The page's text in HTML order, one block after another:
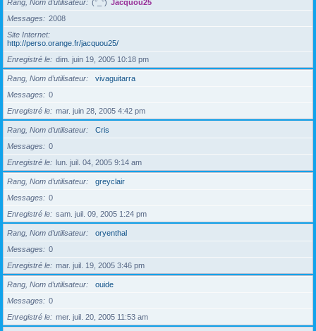
Rang, Nom d’utilisateur (°_°) Jacquou25
Messages
2008
Site Internet
http://perso.orange.fr/jacquou25/
Enregistré le
dim. juin 19, 2005 10:18 pm
Rang, Nom d’utilisateur
vivaguitarra
Messages
0
Enregistré le
mar. juin 28, 2005 4:42 pm
Rang, Nom d’utilisateur
Cris
Messages
0
Enregistré le
lun. juil. 04, 2005 9:14 am
Rang, Nom d’utilisateur
greyclair
Messages
0
Enregistré le
sam. juil. 09, 2005 1:24 pm
Rang, Nom d’utilisateur
oryenthal
Messages
0
Enregistré le
mar. juil. 19, 2005 3:46 pm
Rang, Nom d’utilisateur
ouide
Messages
0
Enregistré le
mer. juil. 20, 2005 11:53 am